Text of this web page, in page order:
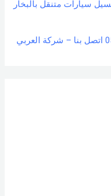
سيارات متنقل بالبخار